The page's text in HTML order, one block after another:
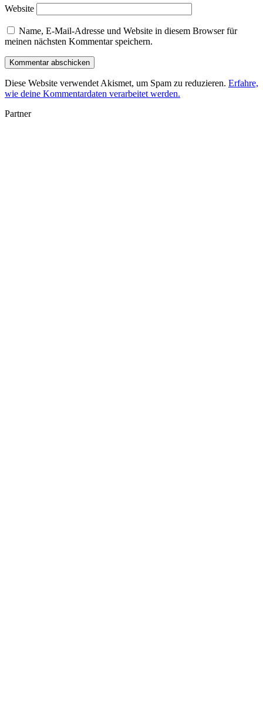
Website
Name, E-Mail-Adresse und Website in diesem Browser für
meinen nächsten Kommentar speichern.
Diese Website verwendet Akismet, um Spam zu reduzieren. Erfahre,
wie deine Kommentardaten verarbeitet werden.
Partner